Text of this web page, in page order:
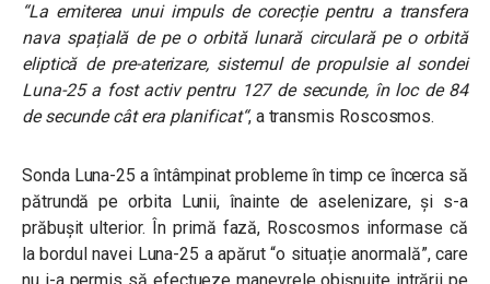
“La emiterea unui impuls de corecție pentru a transfera
nava spațială de pe o orbită lunară circulară pe o orbită
eliptică de pre-aterizare, sistemul de propulsie al sondei
Luna-25 a fost activ pentru 127 de secunde, în loc de 84
de secunde cât era planificat“, a transmis Roscosmos.
Sonda Luna-25 a întâmpinat probleme în timp ce încerca să
pătrundă pe orbita Lunii, înainte de aselenizare, și s-a
prăbușit ulterior. În primă fază, Roscosmos informase că
la bordul navei Luna-25 a apărut “o situație anormală”, care